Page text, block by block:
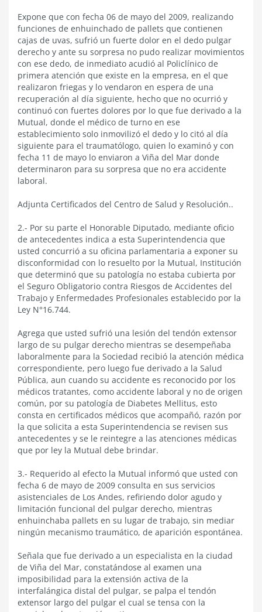
Expone que con fecha 06 de mayo del 2009, realizando
funciones de enhuinchado de pallets que contienen
cajas de uvas, sufrió un fuerte dolor en el dedo pulgar
derecho y ante su sorpresa no pudo realizar movimientos
con ese dedo, de inmediato acudió al Policlínico de
primera atención que existe en la empresa, en el que
realizaron friegas y lo vendaron en espera de una
recuperación al día siguiente, hecho que no ocurrió y
continuó con fuertes dolores por lo que fue derivado a la
Mutual, donde el médico de turno en ese
establecimiento solo inmovilizó el dedo y lo citó al día
siguiente para el traumatólogo, quien lo examinó y con
fecha 11 de mayo lo enviaron a Viña del Mar donde
determinaron para su sorpresa que no era accidente
laboral.
Adjunta Certificados del Centro de Salud y Resolución..
2.- Por su parte el Honorable Diputado, mediante oficio
de antecedentes indica a esta Superintendencia que
usted concurrió a su oficina parlamentaria a exponer su
disconformidad con lo resuelto por la Mutual, Institución
que determinó que su patología no estaba cubierta por
el Seguro Obligatorio contra Riesgos de Accidentes del
Trabajo y Enfermedades Profesionales establecido por la
Ley N°16.744.
Agrega que usted sufrió una lesión del tendón extensor
largo de su pulgar derecho mientras se desempeñaba
laboralmente para la Sociedad recibió la atención médica
correspondiente, pero luego fue derivado a la Salud
Pública, aun cuando su accidente es reconocido por los
médicos tratantes, como accidente laboral y no de origen
común, por su patología de Diabetes Mellitus, esto
consta en certificados médicos que acompañó, razón por
la que solicita a esta Superintendencia se revisen sus
antecedentes y se le reintegre a las atenciones médicas
que por ley la Mutual debe brindar.
3.- Requerido al efecto la Mutual informó que usted con
fecha 6 de mayo de 2009 consulta en sus servicios
asistenciales de Los Andes, refiriendo dolor agudo y
limitación funcional del pulgar derecho, mientras
enhuinchaba pallets en su lugar de trabajo, sin mediar
ningún mecanismo traumático, de aparición espontánea.
Señala que fue derivado a un especialista en la ciudad
de Viña del Mar, constatándose al examen una
imposibilidad para la extensión activa de la
interfalángica distal del pulgar, se palpa el tendón
extensor largo del pulgar el cual se tensa con la